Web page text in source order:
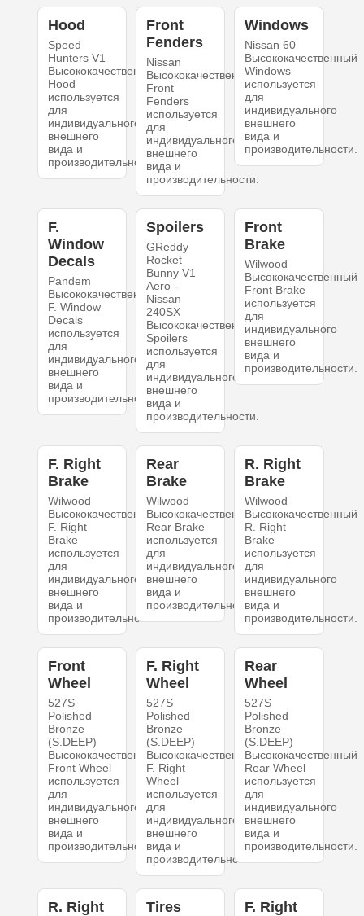
Hood
Speed
Hunters V1
Высококачественный
Hood
используется
для
индивидуального
внешнего
вида и
производительности.
Front
Fenders
Nissan
Высококачественный
Front
Fenders
используется
для
индивидуального
внешнего
вида и
производительности.
Windows
Nissan 60
Высококачественный
Windows
используется
для
индивидуального
внешнего
вида и
производительности.
F.
Window
Decals
Pandem
Высококачественный
F. Window
Decals
используется
для
индивидуального
внешнего
вида и
производительности.
Spoilers
GReddy
Rocket
Bunny V1
Aero -
Nissan
240SX
Высококачественный
Spoilers
используется
для
индивидуального
внешнего
вида и
производительности.
Front
Brake
Wilwood
Высококачественный
Front Brake
используется
для
индивидуального
внешнего
вида и
производительности.
F. Right
Brake
Wilwood
Высококачественный
F. Right
Brake
используется
для
индивидуального
внешнего
вида и
производительности.
Rear
Brake
Wilwood
Высококачественный
Rear Brake
используется
для
индивидуального
внешнего
вида и
производительности.
R. Right
Brake
Wilwood
Высококачественный
R. Right
Brake
используется
для
индивидуального
внешнего
вида и
производительности.
Front
Wheel
527S
Polished
Bronze
(S.DEEP)
Высококачественный
Front Wheel
используется
для
индивидуального
внешнего
вида и
производительности.
F. Right
Wheel
527S
Polished
Bronze
(S.DEEP)
Высококачественный
F. Right
Wheel
используется
для
индивидуального
внешнего
вида и
производительности.
Rear
Wheel
527S
Polished
Bronze
(S.DEEP)
Высококачественный
Rear Wheel
используется
для
индивидуального
внешнего
вида и
производительности.
R. Right Tires F. Right